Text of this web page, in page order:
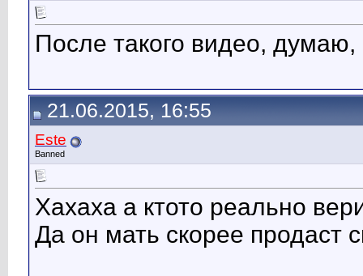
После такого видео, думаю,
21.06.2015, 16:55
Este
Banned
Хахаха а ктото реально
Да он мать скорее продаст